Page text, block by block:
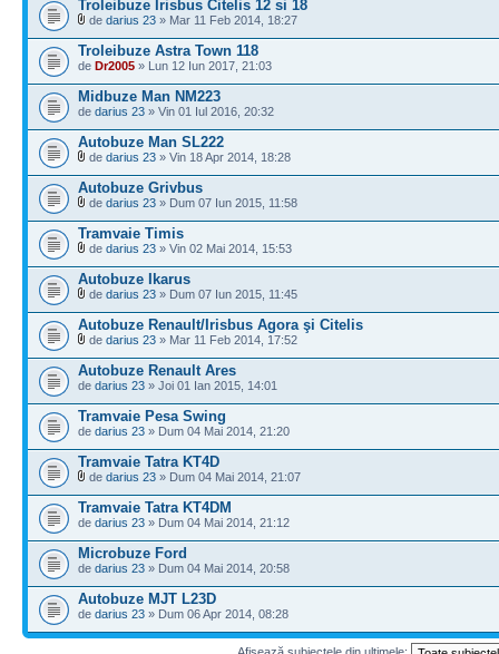
Troleibuze Irisbus Citelis 12 si 18
de darius 23 » Mar 11 Feb 2014, 18:27
Troleibuze Astra Town 118
de Dr2005 » Lun 12 Iun 2017, 21:03
Midbuze Man NM223
de darius 23 » Vin 01 Iul 2016, 20:32
Autobuze Man SL222
de darius 23 » Vin 18 Apr 2014, 18:28
Autobuze Grivbus
de darius 23 » Dum 07 Iun 2015, 11:58
Tramvaie Timis
de darius 23 » Vin 02 Mai 2014, 15:53
Autobuze Ikarus
de darius 23 » Dum 07 Iun 2015, 11:45
Autobuze Renault/Irisbus Agora şi Citelis
de darius 23 » Mar 11 Feb 2014, 17:52
Autobuze Renault Ares
de darius 23 » Joi 01 Ian 2015, 14:01
Tramvaie Pesa Swing
de darius 23 » Dum 04 Mai 2014, 21:20
Tramvaie Tatra KT4D
de darius 23 » Dum 04 Mai 2014, 21:07
Tramvaie Tatra KT4DM
de darius 23 » Dum 04 Mai 2014, 21:12
Microbuze Ford
de darius 23 » Dum 04 Mai 2014, 20:58
Autobuze MJT L23D
de darius 23 » Dum 06 Apr 2014, 08:28